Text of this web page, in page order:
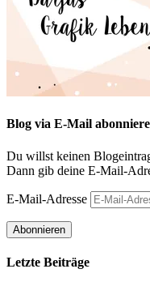
Blog via E-Mail
Du willst keinen
Dann gib deine E-Mail-
E-Mail-Adresse
Abonnieren
Letzte Beiträge